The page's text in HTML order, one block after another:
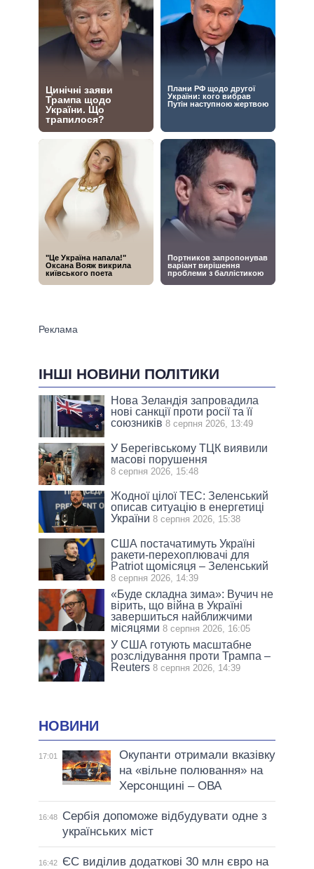
ІНШІ НОВИНИ ПОЛІТИКИ
Нова Зеландія запровадила
нові санкції проти росії та її
союзників 8 серпня 2026, 13:49
У Берегівському ТЦК виявили
масові порушення
8 серпня 2026, 15:48
Жодної цілої ТЕС: Зеленський
описав ситуацію в енергетиці
України 8 серпня 2026, 15:38
США постачатимуть Україні
ракети-перехоплювачі для
Patriot щомісяця – Зеленський
8 серпня 2026, 14:39
«Буде складна зима»: Вучич не
вірить, що війна в Україні
завершиться найближчими
місяцями 8 серпня 2026, 16:05
У США готують масштабне
розслідування проти Трампа –
Reuters 8 серпня 2026, 14:39
НОВИНИ
17:01
Окупанти отримали вказівку
на «вільне полювання» на
Херсонщині – ОВА
16:48
Сербія допоможе відбудувати одне з
українських міст
16:42
ЄС виділив додаткові 30 млн євро на